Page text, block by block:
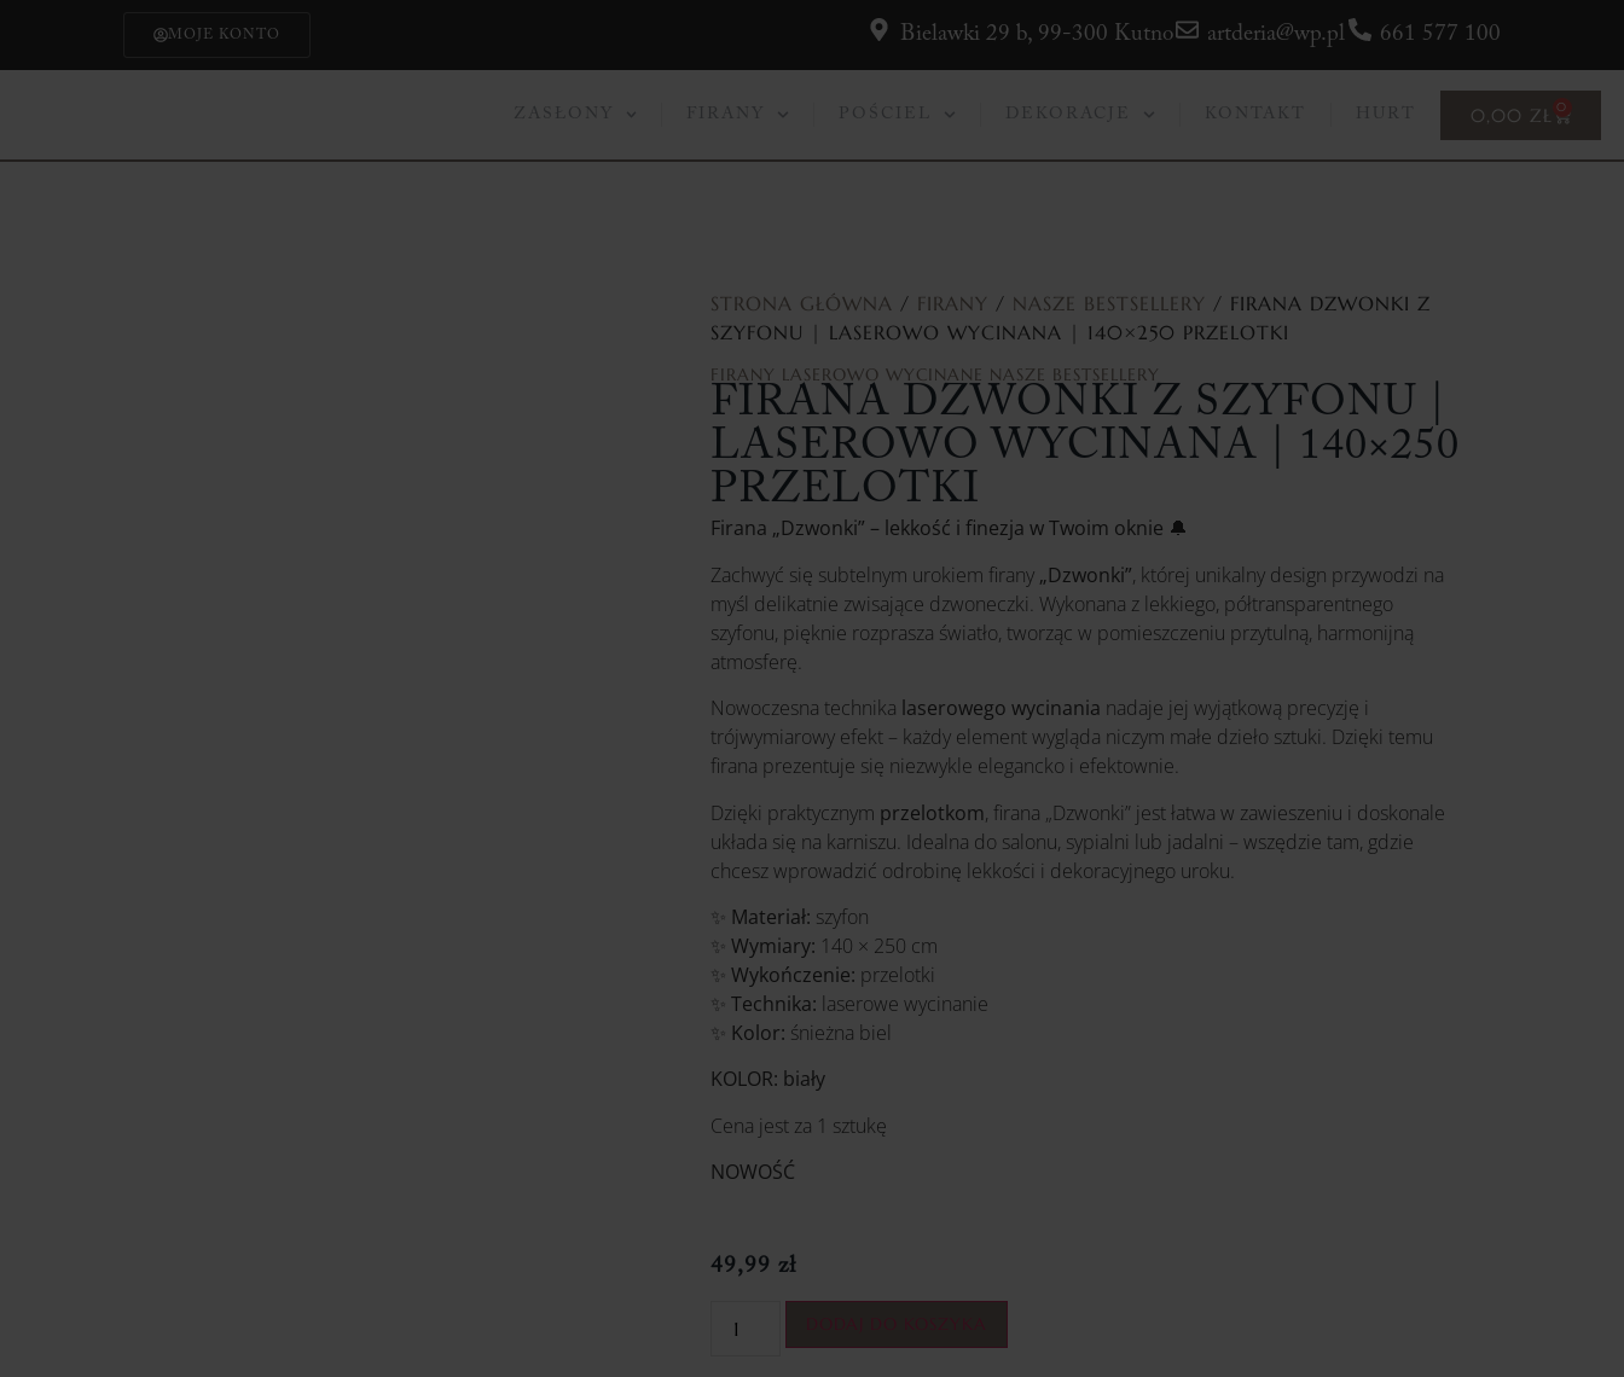
MOJE KONTO Bielawki 29 b, 99-300 Kutno artderia@wp.pl 661 577 100
ZASŁONY FIRANY POŚCIEL DEKORACJE KONTAKT HURT 0,00 ZŁ 0
STRONA GŁÓWNA / FIRANY / NASZE BESTSELLERY / FIRANA DZWONKI Z
SZYFONU | LASEROWO WYCINANA | 140×250 PRZELOTKI
FIRANY LASEROWO WYCINANE NASZE BESTSELLERY
FIRANA DZWONKI Z SZYFONU |
LASEROWO WYCINANA | 140×250
PRZELOTKI
Firana „Dzwonki” – lekkość i finezja w Twoim oknie 🔔
Zachwyć się subtelnym urokiem firany „Dzwonki”, której unikalny design przywodzi na
myśl delikatnie zwisające dzwoneczki. Wykonana z lekkiego, półtransparentnego
szyfonu, pięknie rozprasza światło, tworząc w pomieszczeniu przytulną, harmonijną
atmosferę.
Nowoczesna technika laserowego wycinania nadaje jej wyjątkową precyzję i
trójwymiarowy efekt – każdy element wygląda niczym małe dzieło sztuki. Dzięki temu
firana prezentuje się niezwykle elegancko i efektownie.
Dzięki praktycznym przelotkom, firana „Dzwonki” jest łatwa w zawieszeniu i doskonale
układa się na karniszu. Idealna do salonu, sypialni lub jadalni – wszędzie tam, gdzie
chcesz wprowadzić odrobinę lekkości i dekoracyjnego uroku.
✨ Materiał: szyfon
✨ Wymiary: 140 × 250 cm
✨ Wykończenie: przelotki
✨ Technika: laserowe wycinanie
✨ Kolor: śnieżna biel
KOLOR: biały
Cena jest za 1 sztukę
NOWOŚĆ
49,99 zł